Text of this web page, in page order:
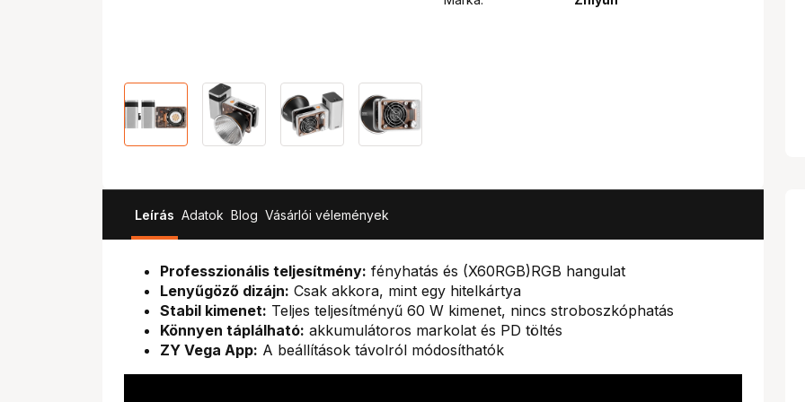
Leírás Adatok Blog Vásárlói vélemények
Professzionális teljesítmény: fényhatás és (X60RGB)RGB hangulat
Lenyűgöző dizájn: Csak akkora, mint egy hitelkártya
Stabil kimenet: Teljes teljesítményű 60 W kimenet, nincs stroboszkóphatás
Könnyen táplálható: akkumulátoros markolat és PD töltés
ZY Vega App: A beállítások távolról módosíthatók